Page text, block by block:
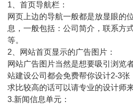
1、首页导航栏：
网页上边的导航一般都是放显眼的
息，一般包括：公司简介，联系方
等。
2、网站首页显示的广告图片：
网站广告图片当然是想要吸引浏览
站建设公司都会免费帮你设计2-3
求比较高的话可以请专业的设计师来
3.新闻信息单元：